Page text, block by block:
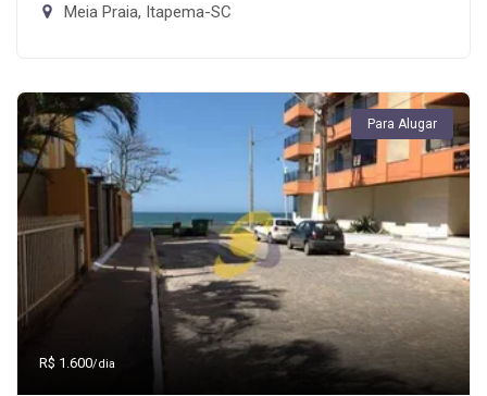
Meia Praia, Itapema-SC
Para Alugar
R$ 1.600/dia